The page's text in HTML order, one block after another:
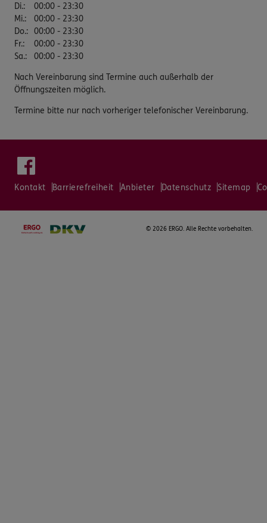
Di.:
00:00 - 23:30
Mi.:
00:00 - 23:30
Do.: 00:00 - 23:30
Fr.:
00:00 - 23:30
Sa.: 00:00 - 23:30
Nach Vereinbarung sind Termine auch außerhalb der
Öffnungszeiten möglich.
Termine bitte nur nach vorheriger telefonischer Vereinbarung.
Kontakt Barrierefreiheit Anbieter Datenschutz Sitemap
© 2026 ERGO. Alle Rechte vorbehalten.